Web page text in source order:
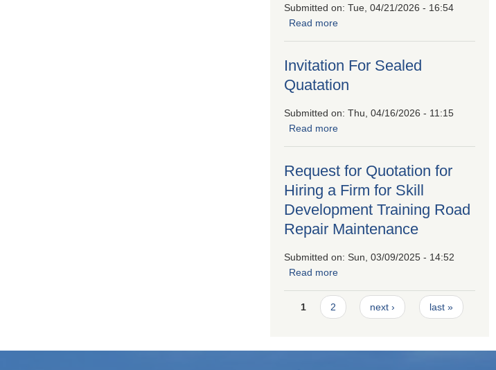
Submitted on: Tue, 04/21/2026 - 16:54
Read more
सम्बन्धी सूचना।
Invitation For Sealed
Quatation
Submitted on: Thu, 04/16/2026 - 11:15
Read more
Quatation
Request for Quotation for
Hiring a Firm for Skill
Development Training Road
Repair Maintenance
Submitted on: Sun, 03/09/2025 - 14:52
Read more
Hiring a Firm for Skill Development
Training Road Repair Maintenance
Pages
1 2 next › last »